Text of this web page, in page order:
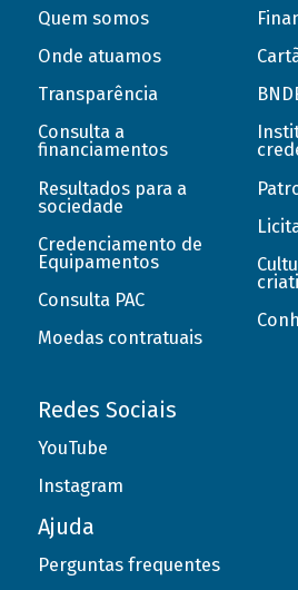
Quem somos
Onde atuamos
Transparência
Consulta a
financiamentos
Resultados para a
sociedade
Credenciamento de
Equipamentos
Consulta PAC
Moedas contratuais
Redes Sociais
YouTube
Instagram
Ajuda
Perguntas frequentes